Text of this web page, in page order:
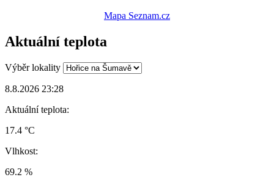
Mapa Seznam.cz
Aktuální teplota
Výběr lokality
8.8.2026 23:28
Aktuální teplota:
17.4 °C
Vlhkost:
69.2 %